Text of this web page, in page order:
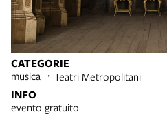
CATEGORIE
musica Teatri Metropolitani
INFO
evento gratuito